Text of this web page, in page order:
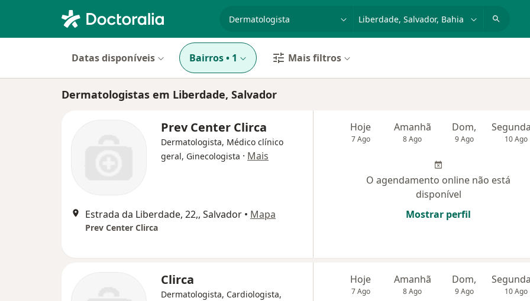
Datas disponíveis Bairros• 1 Mais filtros
Dermatologistas em Liberdade, Salvador
Prev Center Clirca
Dermatologista, Médico clínico
geral, Ginecologista · Mais
Estrada da Liberdade, 22,, Salvador • Mapa
Prev Center Clirca
Hoje
7 Ago
Amanhã
8 Ago
Dom,
9 Ago 10 Ago
O agendamento online não está
disponível
Mostrar perfil
Clirca
Dermatologista, Cardiologista,
Hoje
7 Ago
Amanhã
8 Ago
Dom,
9 Ago 10 Ago